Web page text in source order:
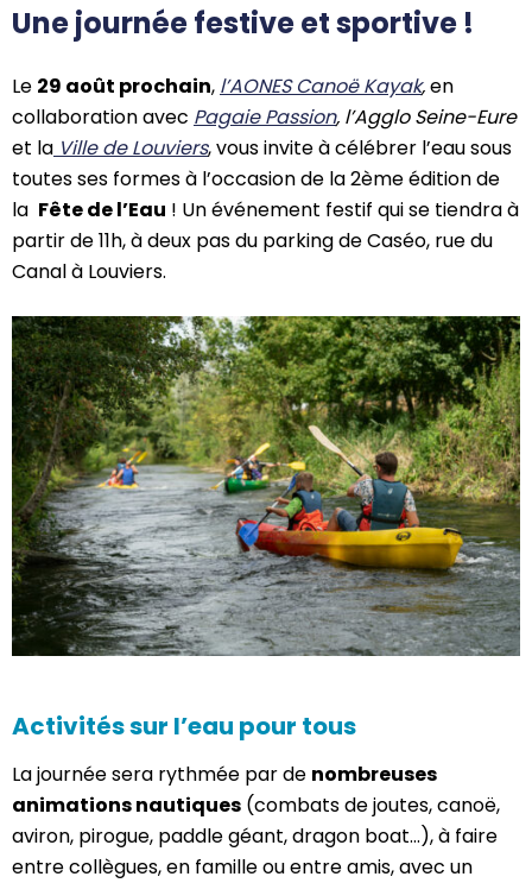
Une journée festive et sportive !
Le 29 août prochain, l’AONES Canoë Kayak,en
collaboration avec Pagaie Passion, l’Agglo Seine-Eure
et la Ville de Louviers, vous invite à célébrer l’eau sous
toutes ses formes à l’occasion de la 2ème édition de
la Fête de l’Eau ! Un événement festif qui se tiendra à
partir de 11h, à deux pas du parking de Caséo, rue du
Canal à Louviers.
Activités sur l’eau pour tous
La journée sera rythmée par de nombreuses
animations nautiques (combats de joutes, canoë,
aviron, pirogue, paddle géant, dragon boat…), à faire
entre collègues, en famille ou entre amis, avec un